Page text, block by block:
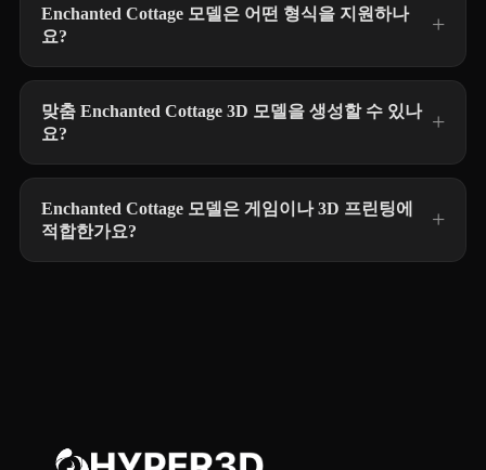
Enchanted Cottage 모델은 어떤 형식을 지원하나
요?
맞춤 Enchanted Cottage 3D 모델을 생성할 수 있나
요?
Enchanted Cottage 모델은 게임이나 3D 프린팅에
적합한가요?